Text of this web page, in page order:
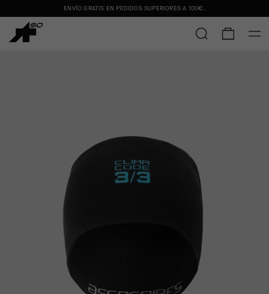
ENVÍO GRATIS EN PEDIDOS SUPERIORES A 100€ .